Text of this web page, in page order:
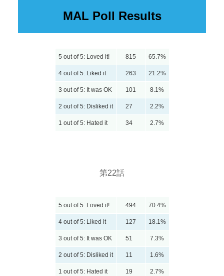
MAL Poll Results
5 out of 5: Loved it! 815 65.7%
4 out of 5: Liked it 263 21.2%
3 out of 5: It was OK 101 8.1%
2 out of 5: Disliked it 27 2.2%
1 out of 5: Hated it 34 2.7%
第22話
5 out of 5: Loved it! 494 70.4%
4 out of 5: Liked it 127 18.1%
3 out of 5: It was OK 51 7.3%
2 out of 5: Disliked it 11 1.6%
1 out of 5: Hated it 19 2.7%